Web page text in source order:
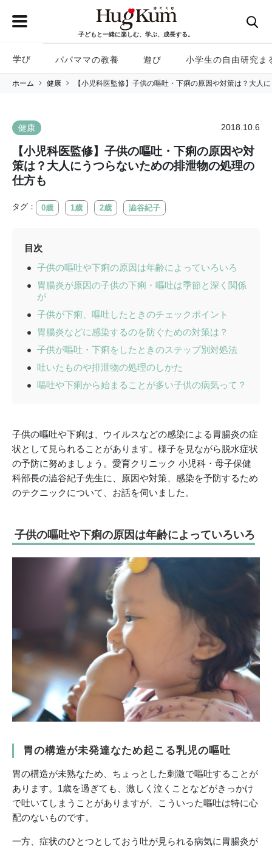
子どもと一緒に楽しむ、学ぶ、成長する。
学び パパママの教養 遊び 小学生の自由研究ま
ホーム 健康 【小児科医監修】子供の嘔吐・下痢の原因や対策は？大人
健康 2018.10.6
【小児科医監修】子供の嘔吐・下痢の原因や対
策は？大人にうつらないための排泄物の処理の
仕方も
タグ： 0歳 1歳 2歳 澁谷紀子
目次
子供の嘔吐や下痢の原因は年齢によっていろいろ
胃腸炎が原因の子供の下痢・嘔吐は季節と深く関係
が
子供が下痢、嘔吐したときのチェックポイント
胃腸炎などに感染するのを防ぐための対策は？
子供が嘔吐・下痢をしたときのステップ別対処法
吐いたものや排泄物の処理のしかた
嘔吐や下痢から始まることが多い子供の病気って？
子供の嘔吐や下痢は、ウイルスなどの感染による胃腸炎の症
状として見られることがあります。様子を見ながら脱水症状
の予防に努めましょう。愛育クリニック 小児科・母子保健
科部長の澁谷紀子先生に、原因や対策、感染を予防するため
のテクニックについて、お話を伺いました。
子供の嘔吐や下痢の原因は年齢によっていろいろ
胃の構造が未発達なため起こる乳児の嘔吐
胃の構造が未熟なため、ちょっとした刺激で嘔吐することが
あります。1歳を過ぎても、激しく泣くことなどがきっかけ
で吐いてしまうことがありますが、こういった嘔吐は特に心
配のないものです。
一方、症状のひとつとしておう吐が見られる病気に胃腸炎が